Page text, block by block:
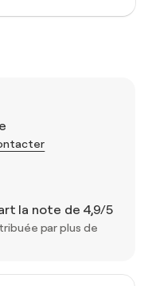
la note de 4,9/5
par plus de